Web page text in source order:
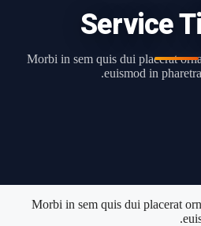
Service
Morbi in sem quis dui placerat
euismod in
Morbi in sem quis dui placerat